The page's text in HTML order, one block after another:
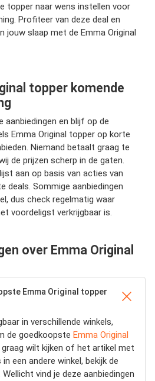
topper naar wens instellen voor
Profiteer van deze deal en
jouw slaap met de Emma Original
topper komende
aanbiedingen en blijf op de
Emma Original topper op korte
Niemand betaalt graag te
de prijzen scherp in de gaten.
aan op basis van acties van
deals. Sommige aanbiedingen
dus check regelmatig waar
voordeligst verkrijgbaar is.
over Emma Original
Emma Original topper
in verschillende winkels,
de goedkoopste Emma Original
graag wilt kijken of het artikel met
een andere winkel, bekijk de
Wellicht vind je deze aanbiedingen